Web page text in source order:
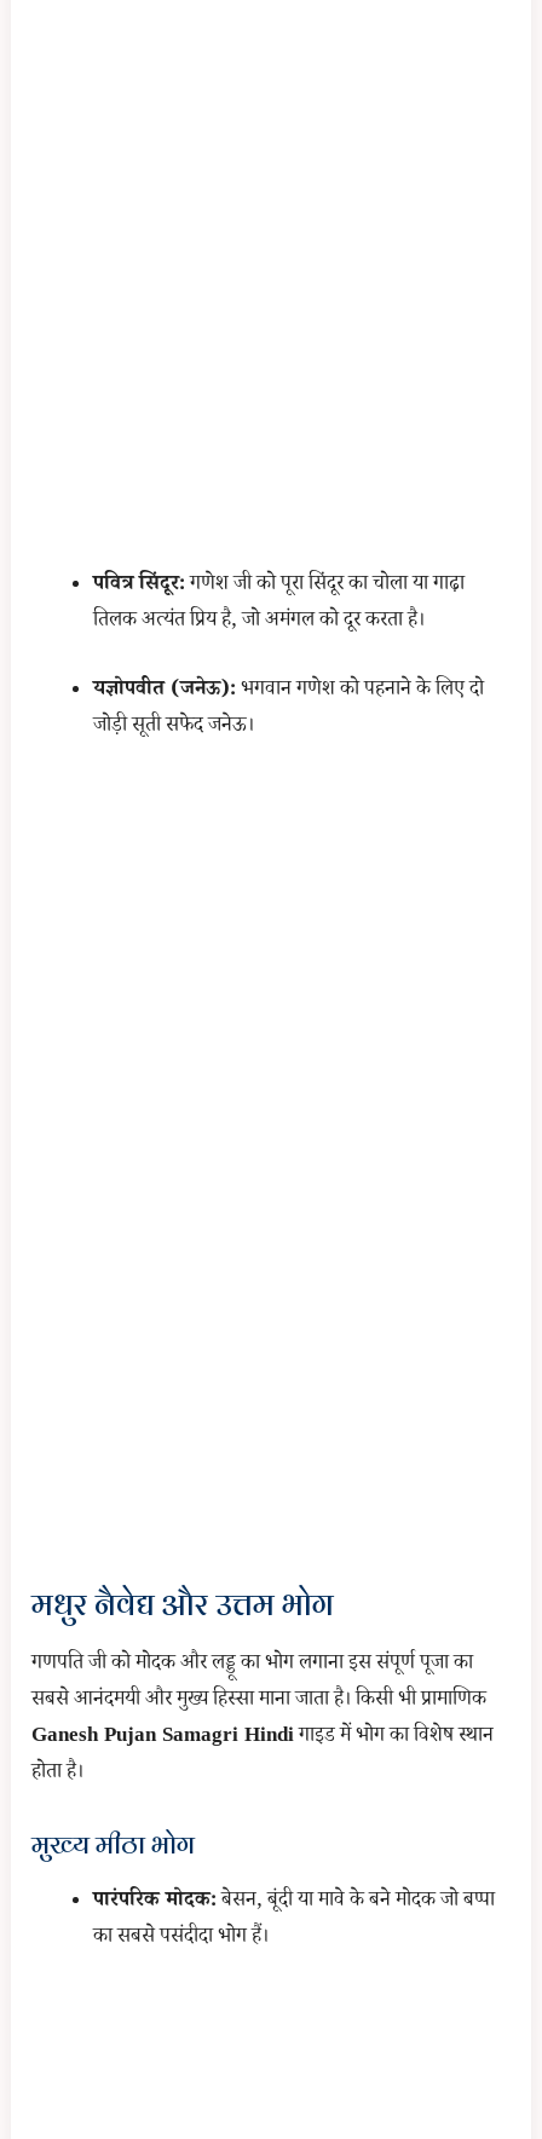
पवित्र सिंदूर:गणेश जी को पूरा सिंदूर का चोला या गाढ़ा
तिलक अत्यंत प्रिय है, जो अमंगल को दूर करता है।
यज्ञोपवीत (जनेऊ):भगवान गणेश को पहनाने के लिए दो
जोड़ी सूती सफेद जनेऊ।
मधुर नैवेद्य और उत्तम भोग
गणपति जी को मोदक और लड्डू का भोग लगाना इस संपूर्ण पूजा का
सबसे आनंदमयी और मुख्य हिस्सा माना जाता है। किसी भी प्रामाणिक
Ganesh Pujan Samagri Hindiगाइड में भोग का विशेष स्थान
होता है।
मुख्य मीठा भोग
पारंपरिक मोदक:बेसन, बूंदी या मावे के बने मोदक जो बप्पा
का सबसे पसंदीदा भोग हैं।